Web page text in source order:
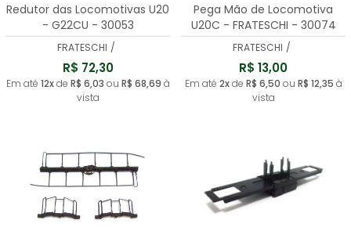
Redutor das Locomotivas U20
- G22CU - 30053
FRATESCHI /
R$ 72,30
Em até 12xde R$ 6,03 ou R$ 68,69 à
vista
Pega Mão de Locomotiva
U20C - FRATESCHI - 30074
FRATESCHI /
R$ 13,00
Em até 2xde R$ 6,50 ou R$ 12,35 à
vista